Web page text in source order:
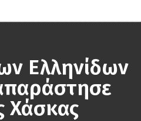
Ελληνίδων
Χάσκας